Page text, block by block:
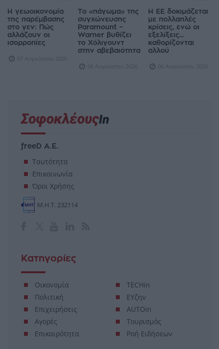
Η γεωοικονομία
της παρέμβασης
στο γεν: Πώς
αλλάζουν οι
ισορροπίες
07 Αυγούστου 2026
Το «πάγωμα» της
συγχώνευσης
Paramount –
Warner βυθίζει
το Χόλιγουντ
στην αβεβαιότητα
06 Αυγούστου 2026
Η ΕΕ δοκιμάζεται
με πολλαπλές
κρίσεις, ενώ οι
εξελίξεις...
καθορίζονται
αλλού
06 Αυγούστου 2026
freeD Α.Ε.
Ταυτότητα
Επικοινωνία
Όροι Χρήσης
Μ.Η.Τ. 232114
Κατηγορίες
Οικονομία
Πολιτική
Επιχειρήσεις
Αγορές
Επικαιρότητα
TECHin
ΕΥζην
AUTOin
Τουρισμός
Ροή Ειδήσεων